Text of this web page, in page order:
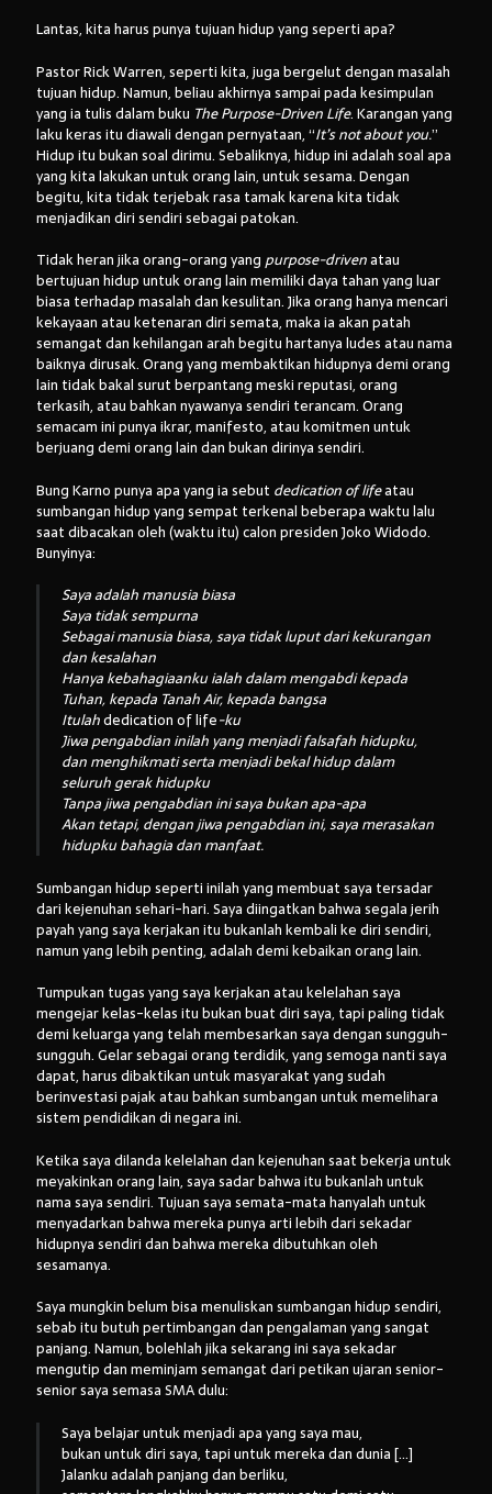
Lantas, kita harus punya tujuan hidup yang seperti apa?
Pastor Rick Warren, seperti kita, juga bergelut dengan masalah
tujuan hidup. Namun, beliau akhirnya sampai pada kesimpulan
yang ia tulis dalam buku The Purpose-Driven Life. Karangan yang
laku keras itu diawali dengan pernyataan, “It’s not about you.”
Hidup itu bukan soal dirimu. Sebaliknya, hidup ini adalah soal apa
yang kita lakukan untuk orang lain, untuk sesama. Dengan
begitu, kita tidak terjebak rasa tamak karena kita tidak
menjadikan diri sendiri sebagai patokan.
Tidak heran jika orang-orang yangpurpose-drivenatau
bertujuan hidup untuk orang lain memiliki daya tahan yang luar
biasa terhadap masalah dan kesulitan. Jika orang hanya mencari
kekayaan atau ketenaran diri semata, maka ia akan patah
semangat dan kehilangan arah begitu hartanya ludes atau nama
baiknya dirusak. Orang yang membaktikan hidupnya demi orang
lain tidak bakal surut berpantang meski reputasi, orang
terkasih, atau bahkan nyawanya sendiri terancam. Orang
semacam ini punya ikrar, manifesto, atau komitmen untuk
berjuang demi orang lain dan bukan dirinya sendiri.
Bung Karno punya apa yang ia sebut dedication of lifeatau
sumbangan hidup yang sempat terkenal beberapa waktu lalu
saat dibacakan oleh (waktu itu) calon presiden Joko Widodo.
Bunyinya:
Saya adalah manusia biasa
Saya tidak sempurna
Sebagai manusia biasa, saya tidak luput dari kekurangan
dan kesalahan
Hanya kebahagiaanku ialah dalam mengabdi kepada
Tuhan, kepada Tanah Air, kepada bangsa
Itulahdedication of life-ku
Jiwa pengabdian inilah yang menjadi falsafah hidupku,
dan menghikmati serta menjadi bekal hidup dalam
seluruh gerak hidupku
Tanpa jiwa pengabdian ini saya bukan apa-apa
Akan tetapi, dengan jiwa pengabdian ini, saya merasakan
hidupku bahagia dan manfaat.
Sumbangan hidup seperti inilah yang membuat saya tersadar
dari kejenuhan sehari-hari. Saya diingatkan bahwa segala jerih
payah yang saya kerjakan itu bukanlah kembali ke diri sendiri,
namun yang lebih penting, adalah demi kebaikan orang lain.
Tumpukan tugas yang saya kerjakan atau kelelahan saya
mengejar kelas-kelas itu bukan buat diri saya, tapi paling tidak
demi keluarga yang telah membesarkan saya dengan sungguh-
sungguh. Gelar sebagai orang terdidik, yang semoga nanti saya
dapat, harus dibaktikan untuk masyarakat yang sudah
berinvestasi pajak atau bahkan sumbangan untuk memelihara
sistem pendidikan di negara ini.
Ketika saya dilanda kelelahan dan kejenuhan saat bekerja untuk
meyakinkan orang lain, saya sadar bahwa itu bukanlah untuk
nama saya sendiri. Tujuan saya semata-mata hanyalah untuk
menyadarkan bahwa mereka punya arti lebih dari sekadar
hidupnya sendiri dan bahwa mereka dibutuhkan oleh
sesamanya.
Saya mungkin belum bisa menuliskan sumbangan hidup sendiri,
sebab itu butuh pertimbangan dan pengalaman yang sangat
panjang. Namun, bolehlah jika sekarang ini saya sekadar
mengutip dan meminjam semangat dari petikan ujaran senior-
senior saya semasa SMA dulu:
Saya belajar untuk menjadi apa yang saya mau,
bukan untuk diri saya, tapi untuk mereka dan dunia […]
Jalanku adalah panjang dan berliku,